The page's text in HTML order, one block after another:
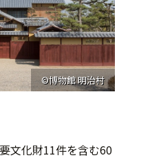
©博物館 明治村
文化財11件を含む60